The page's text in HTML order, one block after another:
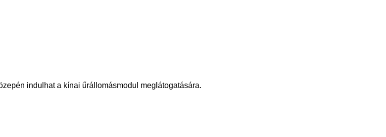
indulhat a kínai űrállomásmodul meglátogatására.